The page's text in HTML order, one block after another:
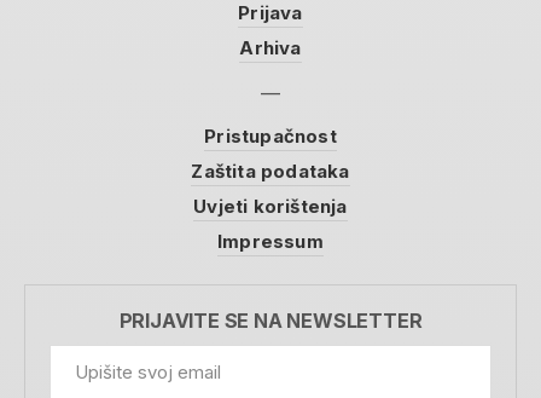
Prijava
Arhiva
Pristupačnost
Zaštita podataka
Uvjeti korištenja
Impressum
PRIJAVITE SE NA NEWSLETTER